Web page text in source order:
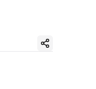
Copiar link